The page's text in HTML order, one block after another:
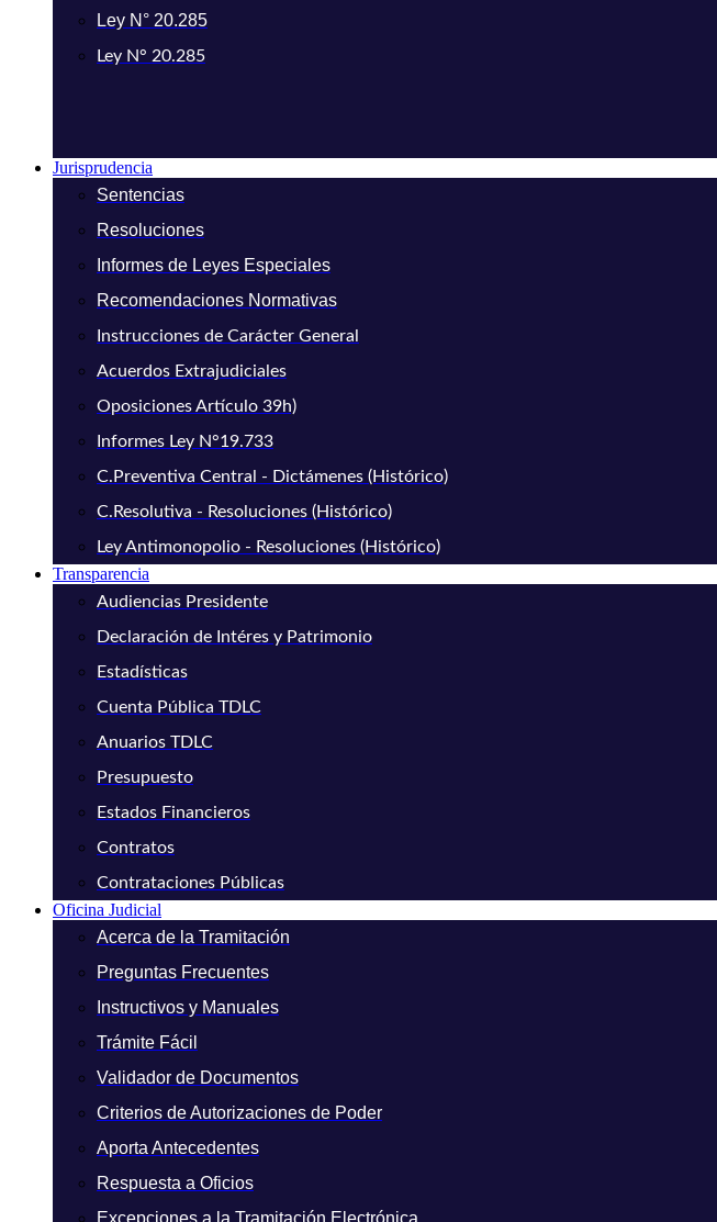
Ley N° 20.285
Ley N° 20.285
Jurisprudencia
Sentencias
Resoluciones
Informes de Leyes Especiales
Recomendaciones Normativas
Instrucciones de Carácter General
Acuerdos Extrajudiciales
Oposiciones Artículo 39h)
Informes Ley N°19.733
C.Preventiva Central - Dictámenes (Histórico)
C.Resolutiva - Resoluciones (Histórico)
Ley Antimonopolio - Resoluciones (Histórico)
Transparencia
Audiencias Presidente
Declaración de Intéres y Patrimonio
Estadísticas
Cuenta Pública TDLC
Anuarios TDLC
Presupuesto
Estados Financieros
Contratos
Contrataciones Públicas
Oficina Judicial
Acerca de la Tramitación
Preguntas Frecuentes
Instructivos y Manuales
Trámite Fácil
Validador de Documentos
Criterios de Autorizaciones de Poder
Aporta Antecedentes
Respuesta a Oficios
Excepciones a la Tramitación Electrónica